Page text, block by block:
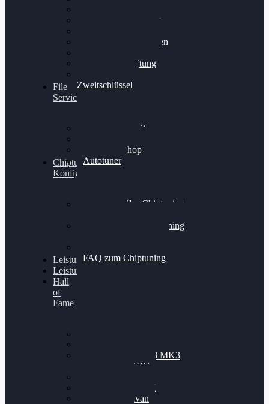
Getriebeoptimierung
Bremsscheiben planen
Felgenaufbereitung
Zweitschlüssel
File
Service
Alientech Kess3
Alientech Shop
Autotuner
Chiptuning
Konfigurator
Professionelles Chiptuning
Professionelles Chiptuning
FAQ zum Chiptuning
Leistungsmessung
Leistungsprüfstand
Hall
of
Fame
Nissan GT-R35 3.8 MK3
V6 TWINTURBO
VW Passat 2.0TDI
VW T6 Multivan